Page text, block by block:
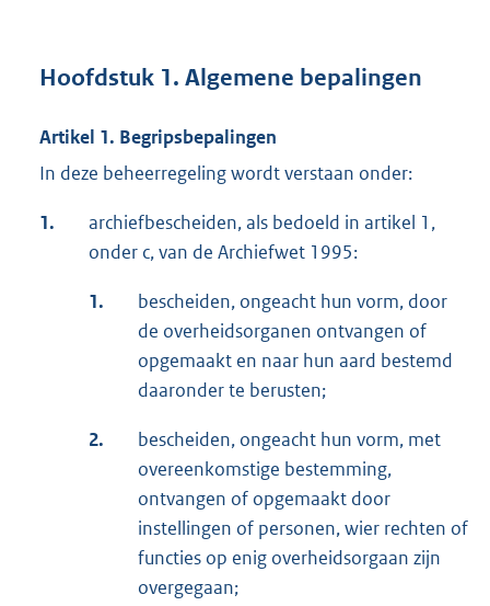
Hoofdstuk 1. Algemene bepalingen
Artikel 1. Begripsbepalingen
In deze beheerregeling wordt verstaan onder:
1.
archiefbescheiden, als bedoeld in artikel 1,
onder c, van de Archiefwet 1995:
1.
bescheiden, ongeacht hun vorm, door
de overheidsorganen ontvangen of
opgemaakt en naar hun aard bestemd
daaronder te berusten;
2.
bescheiden, ongeacht hun vorm, met
overeenkomstige bestemming,
ontvangen of opgemaakt door
instellingen of personen, wier rechten of
functies op enig overheidsorgaan zijn
overgegaan;